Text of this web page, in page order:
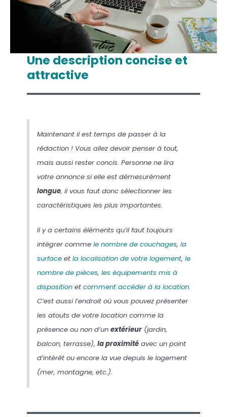
Une description concise et
attractive
Maintenant il est temps de passer à la
rédaction ! Vous allez devoir penser à tout,
mais aussi rester concis. Personne ne lira
votre annonce si elle est démesurément
longue, il vous faut donc sélectionner les
caractéristiques les plus importantes.
Il y a certains éléments qu’il faut toujours
intégrer commele nombre de couchages, la
surfaceet la localisation de votre logement, le
nombre de pièces, les équipements mis à
dispositionet comment accéder à la location.
C’est aussi l’endroit où vous pouvez présenter
les atouts de votre location comme la
présence ou non d’unextérieur (jardin,
balcon, terrasse),la proximité avec un point
d’intérêt ou encore la vue depuis le logement
(mer, montagne, etc.).